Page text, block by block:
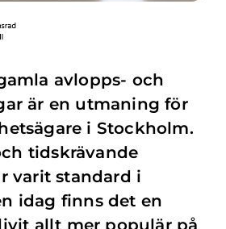
avlopps- och
är en utmaning för
i Stockholm.
tidskrävande
varit standard i
idag finns det en
allt mer populär på